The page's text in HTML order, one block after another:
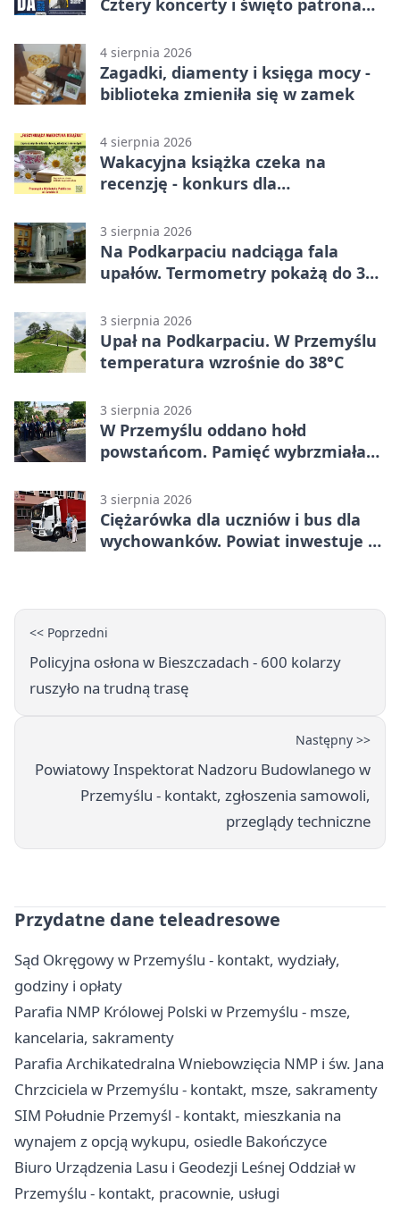
Cztery koncerty i święto patrona
4 sierpnia 2026
Zagadki, diamenty i księga mocy -
biblioteka zmieniła się w zamek
4 sierpnia 2026
Wakacyjna książka czeka na
recenzję - konkurs dla
3 sierpnia 2026
Na Podkarpaciu nadciąga fala
upałów. Termometry pokażą do 36
3 sierpnia 2026
Upał na Podkarpaciu. W Przemyślu
temperatura wzrośnie do 38°C
3 sierpnia 2026
W Przemyślu oddano hołd
powstańcom. Pamięć wybrzmiała
3 sierpnia 2026
Ciężarówka dla uczniów i bus dla
wychowanków. Powiat inwestuje w
<< Poprzedni
Policyjna osłona w Bieszczadach - 600 kolarzy
ruszyło na trudną trasę
Następny >>
Powiatowy Inspektorat Nadzoru Budowlanego w
Przemyślu - kontakt, zgłoszenia samowoli,
przeglądy techniczne
Przydatne dane teleadresowe
Sąd Okręgowy w Przemyślu - kontakt, wydziały,
godziny i opłaty
Parafia NMP Królowej Polski w Przemyślu - msze,
kancelaria, sakramenty
Parafia Archikatedralna Wniebowzięcia NMP i św. Jana
Chrzciciela w Przemyślu - kontakt, msze, sakramenty
SIM Południe Przemyśl - kontakt, mieszkania na
wynajem z opcją wykupu, osiedle Bakończyce
Biuro Urządzenia Lasu i Geodezji Leśnej Oddział w
Przemyślu - kontakt, pracownie, usługi